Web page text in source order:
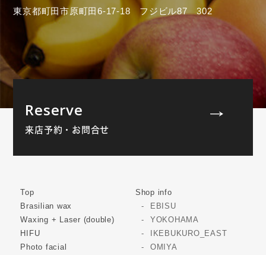
東京都町田市原町田6-17-18 フジビル87 302
Reserve
来店予約・お問合せ
Top
Brasilian wax
Waxing + Laser (double)
HIFU
Photo facial
Shop info
EBISU
YOKOHAMA
IKEBUKURO_EAST
OMIYA